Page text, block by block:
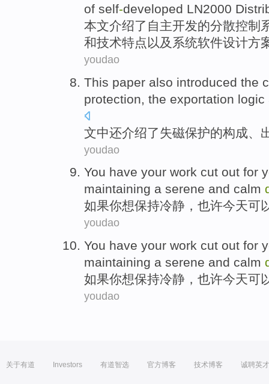
of self-developed LN2000
本文介绍了 自主开发的分散控制
和技术特点 以及 系统软件设计方
youdao
This paper also introduced the
protection the exportation logic
文中还介绍了失磁保护的构成
youdao
You have your work cut out for
maintaining a serene and calm
如果你想保持冷静 ，也许今天可
youdao
You have your work cut out for
maintaining a serene and calm
如果你想保持冷静 ，也许今天可
youdao
关于有道 Investors 有道智选 官方博客 技术博客 诚聘英才